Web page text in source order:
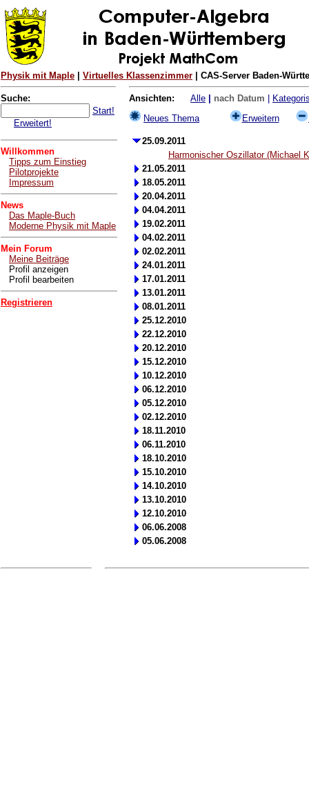
Physik mit Maple Virtuelles Klassenzimmer | CAS-Server Baden-
Suche:
Start!
Erweitert!
Willkommen
Tipps zum Einstieg
Pilotprojekte
Impressum
News
Das Maple-Buch
Moderne Physik mit Maple
Mein Forum
Meine Beiträge
Profil anzeigen
Profil bearbeiten
Registrieren
Ansichten: Alle nach Datum
Neues Thema
Erweitern
25.09.2011
Harmonischer Oszillator (Michael
21.05.2011
18.05.2011
20.04.2011
04.04.2011
19.02.2011
04.02.2011
02.02.2011
24.01.2011
17.01.2011
13.01.2011
08.01.2011
25.12.2010
22.12.2010
20.12.2010
15.12.2010
10.12.2010
06.12.2010
05.12.2010
02.12.2010
18.11.2010
06.11.2010
18.10.2010
15.10.2010
14.10.2010
13.10.2010
12.10.2010
06.06.2008
05.06.2008